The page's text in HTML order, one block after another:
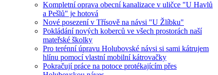
Kompletní oprava obecní kanalizace v uličce "U Havlů
a Pešlů" je hotová
Nové posezení v Třísově na návsi "U Žlíbku"
Pokládání nových koberců ve všech prostorách naší
mateřské školky
Pro terénní úpravu Holubovské návsi si sami kátrujem
hlínu pomocí vlastní mobilní kátrovačky
Pokračují práce na potoce protékajícím přes